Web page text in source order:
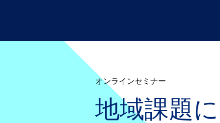
オンラインセミナー
地域課題